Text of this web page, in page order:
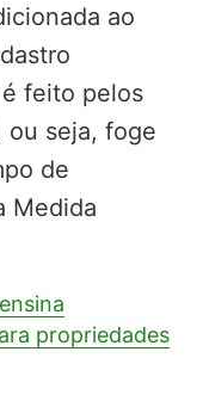
ao
feito pelos
ou seja, foge
de
Medida
propriedades